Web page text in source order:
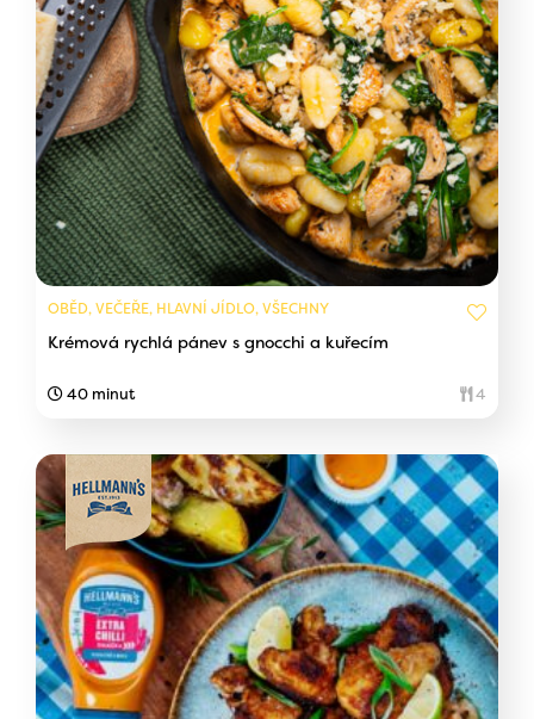
OBĚD, VEČEŘE, HLAVNÍ JÍDLO, VŠECHNY
Krémová rychlá pánev s gnocchi a kuřecím
40 minut 4